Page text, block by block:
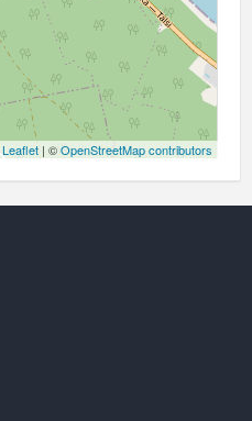
Leaflet | ©OpenStreetMap contributors